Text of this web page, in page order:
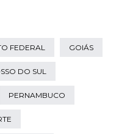
FEDERAL GOIÁS
DO SUL
PERNAMBUCO